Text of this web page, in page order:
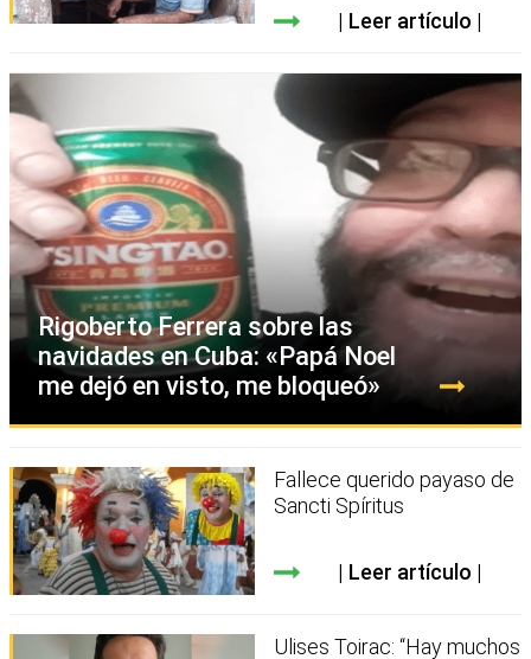
Leer artículo
Rigoberto Ferrera sobre las
navidades en Cuba: «Papá Noel
me dejó en visto, me bloqueó»
Fallece querido payaso de
Sancti Spíritus
Leer artículo
Ulises Toirac: “Hay muchos